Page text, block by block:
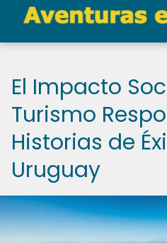
El Impacto
Turismo
Historias de
Uruguay